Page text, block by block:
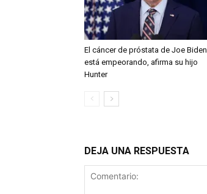
El cáncer de próstata de Joe Biden
está empeorando, afirma su hijo
Hunter
DEJA UNA RESPUESTA